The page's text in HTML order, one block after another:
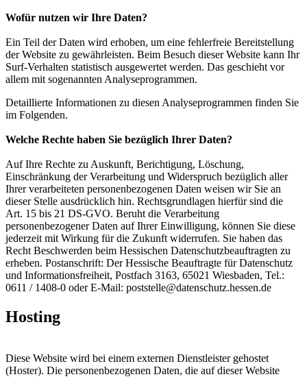
Wofür nutzen wir Ihre Daten?
Ein Teil der Daten wird erhoben, um eine fehlerfreie Bereitstellung
der Website zu gewährleisten. Beim Besuch dieser Website kann Ihr
Surf-Verhalten statistisch ausgewertet werden. Das geschieht vor
allem mit sogenannten Analyseprogrammen.
Detaillierte Informationen zu diesen Analyseprogrammen finden Sie
im Folgenden.
Welche Rechte haben Sie bezüglich Ihrer Daten?
Auf Ihre Rechte zu Auskunft, Berichtigung, Löschung,
Einschränkung der Verarbeitung und Widerspruch bezüglich aller
Ihrer verarbeiteten personenbezogenen Daten weisen wir Sie an
dieser Stelle ausdrücklich hin. Rechtsgrundlagen hierfür sind die
Art. 15 bis 21 DS-GVO. Beruht die Verarbeitung
personenbezogener Daten auf Ihrer Einwilligung, können Sie diese
jederzeit mit Wirkung für die Zukunft widerrufen. Sie haben das
Recht Beschwerden beim Hessischen Datenschutzbeauftragten zu
erheben. Postanschrift: Der Hessische Beauftragte für Datenschutz
und Informationsfreiheit, Postfach 3163, 65021 Wiesbaden, Tel.:
0611 / 1408-0 oder E-Mail: poststelle@datenschutz.hessen.de
Hosting
Diese Website wird bei einem externen Dienstleister gehostet
(Hoster). Die personenbezogenen Daten, die auf dieser Website